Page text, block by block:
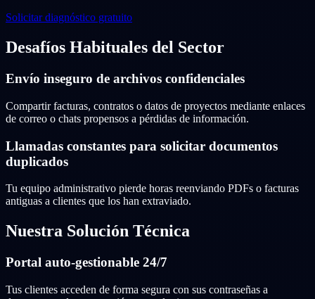
Solicitar diagnóstico gratuito
Desafíos Habituales del Sector
Envío inseguro de archivos confidenciales
Compartir facturas, contratos o datos de proyectos mediante enlaces
de correo o chats propensos a pérdidas de información.
Llamadas constantes para solicitar documentos
duplicados
Tu equipo administrativo pierde horas reenviando PDFs o facturas
antiguas a clientes que los han extraviado.
Nuestra Solución Técnica
Portal auto-gestionable 24/7
Tus clientes acceden de forma segura con sus contraseñas a